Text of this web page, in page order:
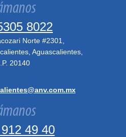
8022
Norte #2301,
Aguascalientes,
20140
49 40